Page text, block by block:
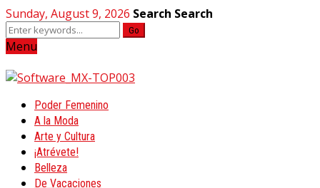
Sunday, August 9, 2026 Search Search
Go
Menu
Poder Femenino
A la Moda
Arte y Cultura
¡Atrévete!
Belleza
De Vacaciones